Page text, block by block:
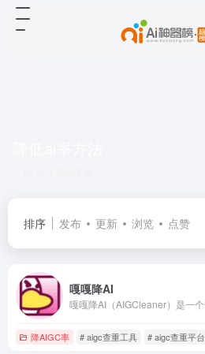
排序 发布 更新 浏览 点赞
嘎嘎降AI
降AIGC率 # aigc查重工具 # aigc查重平台